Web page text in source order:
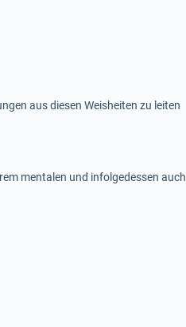
aus diesen Weisheiten zu leiten
mentalen und infolgedessen auch